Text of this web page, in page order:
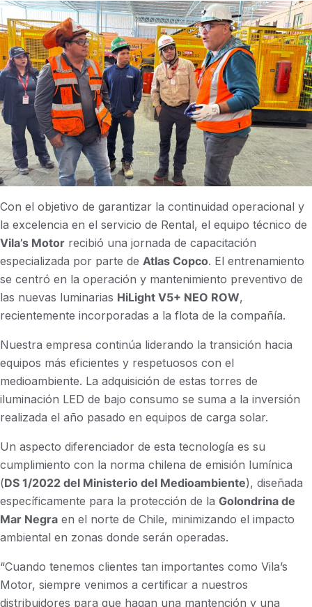
Con el objetivo de garantizar la continuidad operacional y
la excelencia en el servicio de Rental, el equipo técnico de
Vila’s Motor recibió una jornada de capacitación
especializada por parte de Atlas Copco. El entrenamiento
se centró en la operación y mantenimiento preventivo de
las nuevas luminarias HiLight V5+ NEO ROW,
recientemente incorporadas a la flota de la compañía.
Nuestra empresa continúa liderando la transición hacia
equipos más eficientes y respetuosos con el
medioambiente. La adquisición de estas torres de
iluminación LED de bajo consumo se suma a la inversión
realizada el año pasado en equipos de carga solar.
Un aspecto diferenciador de esta tecnología es su
cumplimiento con la norma chilena de emisión lumínica
(DS 1/2022 del Ministerio del Medioambiente), diseñada
específicamente para la protección de la Golondrina de
Mar Negra en el norte de Chile, minimizando el impacto
ambiental en zonas donde serán operadas.
“Cuando tenemos clientes tan importantes como Vila’s
Motor, siempre venimos a certificar a nuestros
distribuidores para que hagan una mantención y una